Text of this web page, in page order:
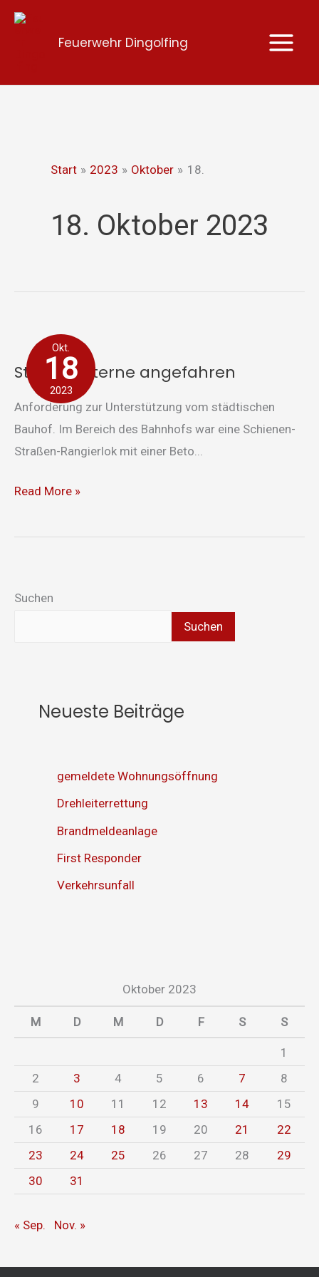
Zum
Feuerwehr Dingolfing
Start 2023 Oktober 18.
18. Oktober 2023
Okt.
18
2023
Straßenlaterne angefahren
Anforderung zur Unterstützung vom städtischen
Bauhof. Im Bereich des Bahnhofs war eine Schienen-
Straßen-Rangierlok mit einer Beto...
Straßenlaterne
angefahren
Read More »
Suchen
Suchen
Neueste Beiträge
gemeldete Wohnungsöffnung
Drehleiterrettung
Brandmeldeanlage
First Responder
Verkehrsunfall
Oktober 2023
M D M D F S S
1
2
3 4 5 6 7
8
9
10 11 12 13 14
15
16
17 18 19 20 21
22
23
24 25 26 27 28
29
30
31
« Sep. Nov. »